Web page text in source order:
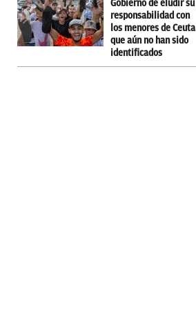
Gobierno de eludir su
responsabilidad con
los menores de Ceuta
que aún no han sido
identificados